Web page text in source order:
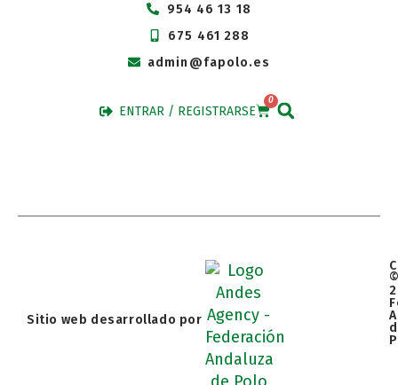
954 46 13 18
675 461 288
admin@fapolo.es
ENTRAR / REGISTRARSE
0
Sitio web desarrollado por